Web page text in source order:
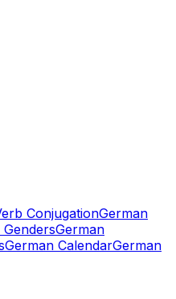
ConjugationGerman
German
German CalendarGerman